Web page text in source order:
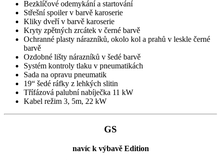
Bezklíčové odemykání a startování
Střešní spoiler v barvě karoserie
Kliky dveří v barvě karoserie
Kryty zpětných zrcátek v černé barvě
Ochranné plasty nárazníků, okolo kol a prahů v leskle černé
barvě
Ozdobné lišty nárazníků v šedé barvě
Systém kontroly tlaku v pneumatikách
Sada na opravu pneumatik
19“ šedé ráfky z lehkých slitin
Třífázová palubní nabíječka 11 kW
Kabel režim 3, 5m, 22 kW
GS
navíc k výbavě Edition